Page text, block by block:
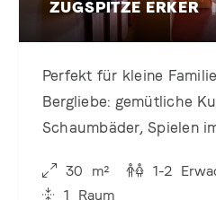
ZUGSPITZE ERKER
Perfekt für kleine
Bergliebe: gemütliche
Schaumbäder, Spielen
1-2
30
m²
1
Raum